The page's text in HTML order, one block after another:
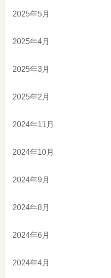
2025年5月
2025年4月
2025年3月
2025年2月
2024年11月
2024年10月
2024年9月
2024年8月
2024年6月
2024年4月